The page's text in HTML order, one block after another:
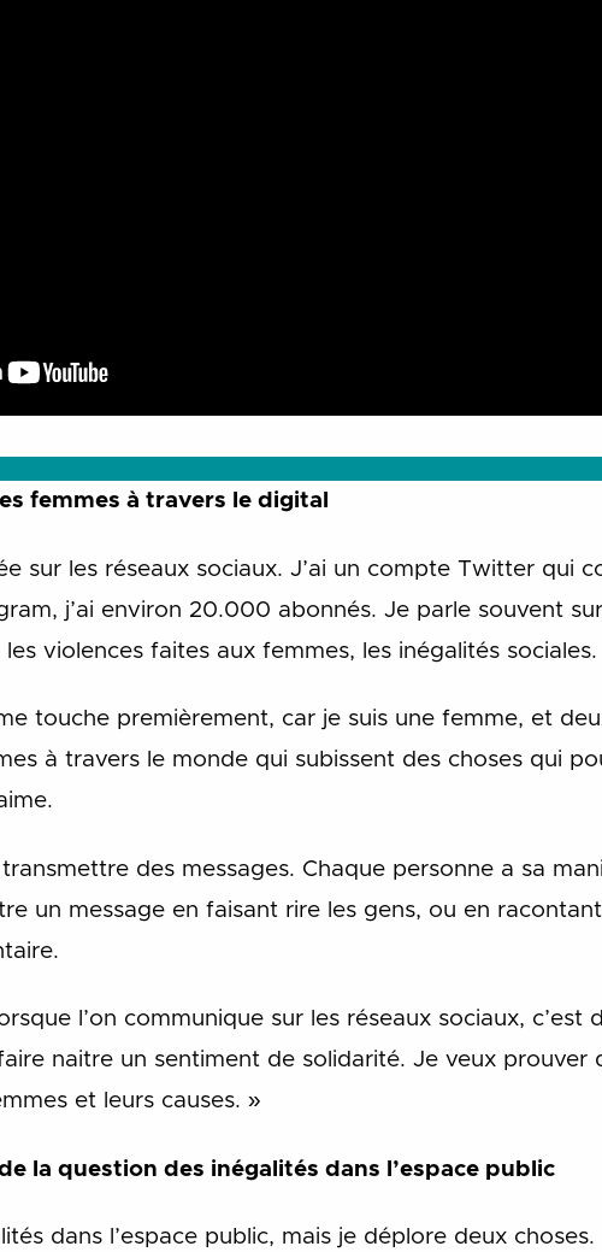
femmes à travers le digital
sur les réseaux sociaux. J’ai un compte Twitter qui
j’ai environ 20.000 abonnés. Je parle souvent
violences faites aux femmes, les inégalités sociales.
touche premièrement, car je suis une femme, et
à travers le monde qui subissent des choses qui
des messages. Chaque personne a sa
un message en faisant rire les gens, ou en
l’on communique sur les réseaux sociaux, c’est
naitre un sentiment de solidarité. Je veux prouver
et leurs causes. »
la question des inégalités dans l’espace public
dans l’espace public, mais je déplore deux choses.